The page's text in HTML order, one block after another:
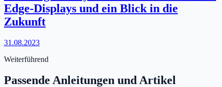
Edge-Displays und ein Blick in die
Zukunft
31.08.2023
Weiterführend
Passende Anleitungen und Artikel